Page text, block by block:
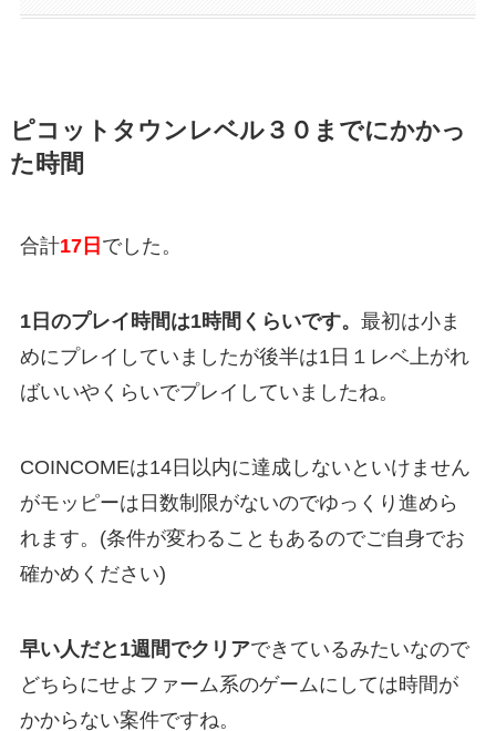
ピコットタウンレベル３０までにかかっ
た時間
合計17日 でした。
1日のプレイ時間は1時間くらいです。 最初は小ま
めにプレイしていましたが後半は1日１レベ上がれ
ばいいやくらいでプレイしていましたね。
COINCOMEは14日以内に達成しないといけません
がモッピーは日数制限がないのでゆっくり進めら
れます。(条件が変わることもあるのでご自身でお
確かめください)
早い人だと1週間でクリアできているみたいなので
どちらにせよファーム系のゲームにしては時間が
かからない案件ですね。